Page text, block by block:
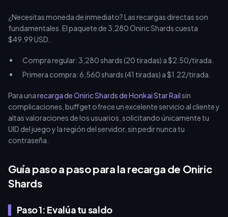
¿Necesitas moneda de inmediato? Las recargas directas son
fundamentales. El paquete de 3,280 Oniric Shards cuesta
$49.99 USD.
Compra regular: 3,280 shards (20 tiradas) a $2.50/tirada.
Primera compra: 6,560 shards (41 tiradas) a $1.22/tirada.
Para unarecarga de Oniric Shards de Honkai Star Railsin
complicaciones, buffget ofrece un excelente servicio al cliente y
altas valoraciones de los usuarios, solicitando únicamente tu
UID del juego y la región del servidor, sin pedir nunca tu
contraseña.
Guía paso a paso para la recarga de Oniric
Shards
Paso 1: Evalúa tu saldo